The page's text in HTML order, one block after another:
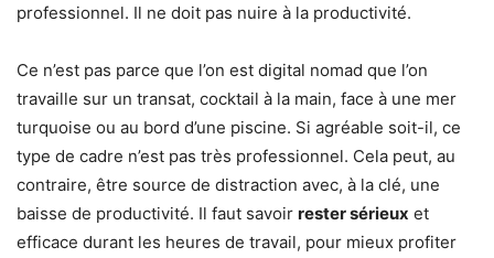
professionnel. Il ne doit pas nuire à la productivité.
Ce n’est pas parce que l’on est digital nomad que l’on
travaille sur un transat, cocktail à la main, face à une mer
turquoise ou au bord d’une piscine. Si agréable soit-il, ce
type de cadre n’est pas très professionnel. Cela peut, au
contraire, être source de distraction avec, à la clé, une
baisse de productivité. Il faut savoir rester sérieux et
efficace durant les heures de travail, pour mieux profiter